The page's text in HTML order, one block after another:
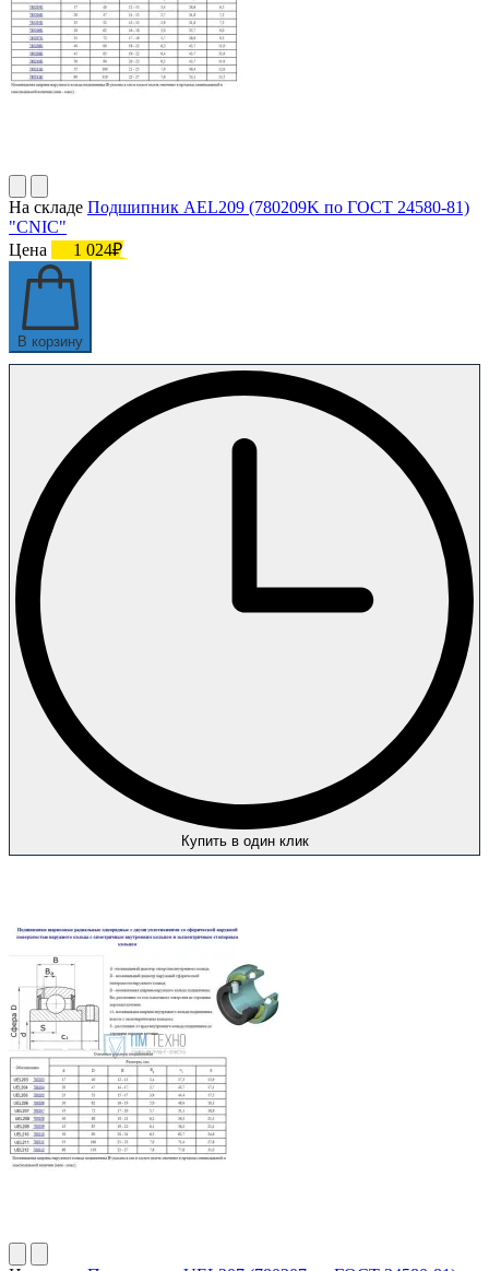
На складе Подшипник AEL209 (780209K по ГОСТ 24580-81)
"CNIC"
Цена
1 024₽
В корзину
Купить в один клик